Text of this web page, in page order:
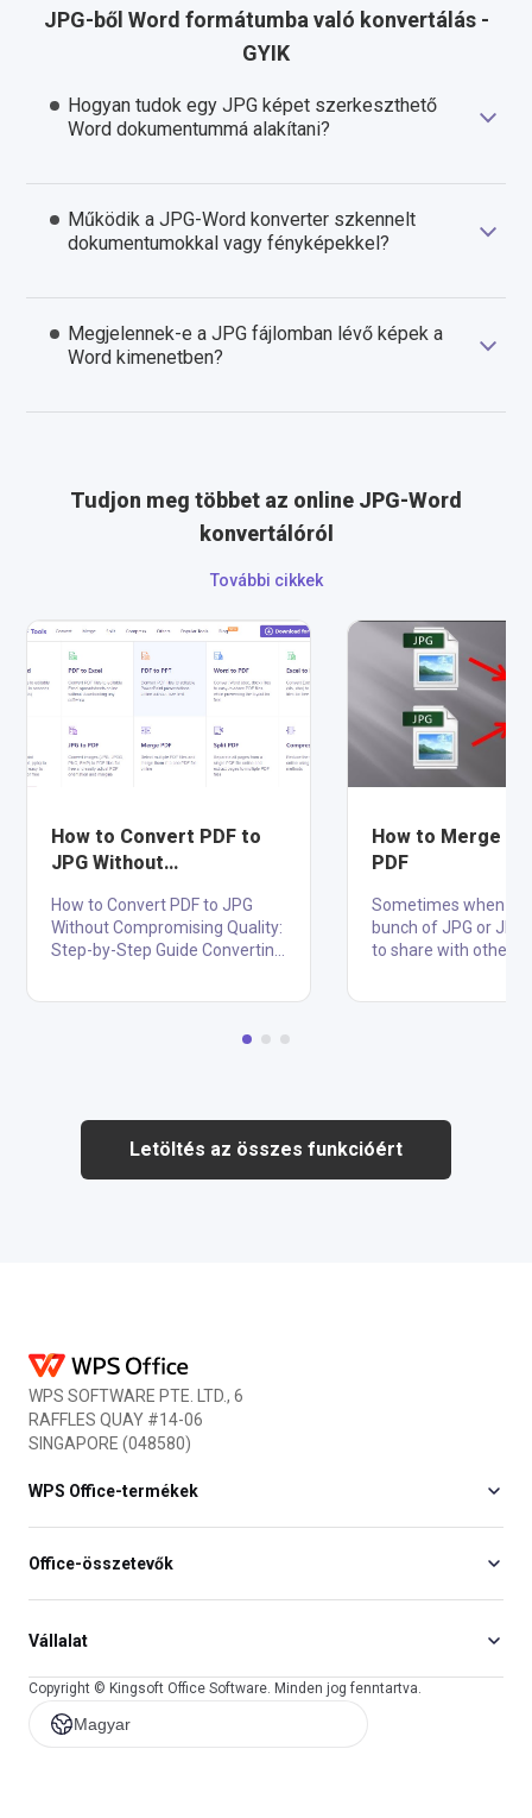
JPG-ből Word formátumba való konvertálás -
GYIK
Hogyan tudok egy JPG képet szerkeszthető
Word dokumentummá alakítani?
Működik a JPG-Word konverter szkennelt
dokumentumokkal vagy fényképekkel?
Megjelennek-e a JPG fájlomban lévő képek a
Word kimenetben?
Tudjon meg többet az online JPG-Word
konvertálóról
További cikkek
How to Convert PDF to
JPG Without
Step-by-Step Guide
How to Convert PDF to JPG
Without Compromising Quality:
Step-by-Step Guide Converting
printing documents. However,
PDF to JPG without losing
quality ensures that the
images retain their clarity and
How to Merge
PDF
Sometimes when
bunch of JPG or
to share with others,
presenting with
property protection?
introduce you
Letöltés az összes funkcióért
WPS SOFTWARE PTE. LTD., 6
RAFFLES QUAY #14-06
SINGAPORE (048580)
WPS Office-termékek
Office-összetevők
Vállalat
Copyright © Kingsoft Office Software. Minden jog fenntartva.
Magyar